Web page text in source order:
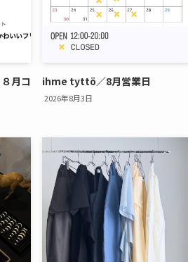
月コ
ihme tyttö／8月営業日
2026年8月3日